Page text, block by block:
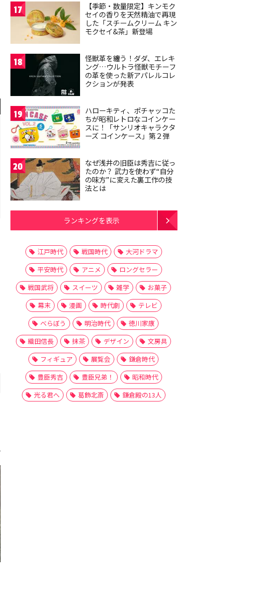
17
【季節・数量限定】キンモク
セイの香りを天然精油で再現
した「スチームクリーム キン
モクセイ&茶」新登場
18
怪獣革を纏う！ダダ、エレキ
ング…ウルトラ怪獣モチーフ
の革を使った新アパレルコレ
クションが発表
19
ハローキティ、ポチャッコた
ちが昭和レトロなコインケー
スに！「サンリオキャラクタ
ーズ コインケース」第２弾
20
なぜ浅井の旧臣は秀吉に従っ
たのか？ 武力を使わず“自分
の味方”に変えた裏工作の技
法とは
ランキングを表示
江戸時代 戦国時代
大河ドラマ
平安時代
アニメ
ロングセラー
戦国武将
スイーツ 雑学
お菓子
幕末
漫画 時代劇
テレビ
べらぼう
明治時代
徳川家康
織田信長
抹茶 デザイン
文房具
フィギュア
展覧会
鎌倉時代
豊臣秀吉
豊臣兄弟！
昭和時代
光る君へ
葛飾北斎 鎌倉殿の13人